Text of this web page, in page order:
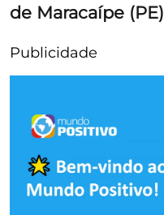
de Maracaípe (PE)
Publicidade